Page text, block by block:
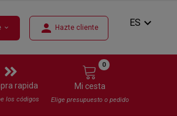
expand_more person Hazte cliente ES expand_more
rapida
los códigos
Mi cesta
0
Elige presupuesto o pedido